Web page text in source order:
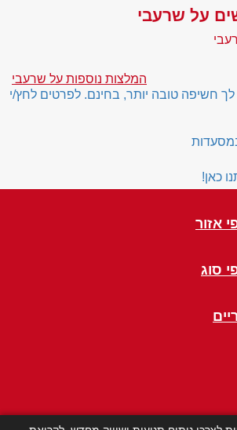
על שרעבי
המלצות נוספות על שרעבי
חשיפה טובה יותר, בחינם. לפרטים לחץ/י
כאן!
אזור
סוג